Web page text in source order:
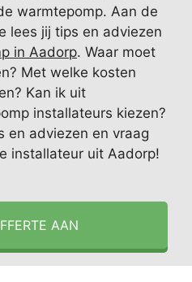
warmtepomp. Aan de
lees jij tips en adviezen
in Aadorp. Waar moet
Met welke kosten
Kan ik uit
installateurs kiezen?
en adviezen en vraag
installateur uit Aadorp!
AAN